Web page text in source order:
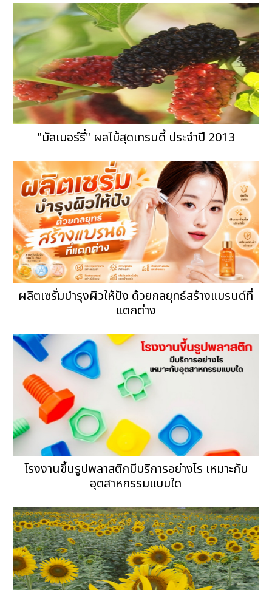
"มัลเบอร์รี่" ผลไม้สุดเทรนดี้ ประจำปี 2013
ผลิตเซรั่มบำรุงผิวให้ปัง ด้วยกลยุทธ์สร้างแบรนด์ที่
แตกต่าง
โรงงานขึ้นรูปพลาสติกมีบริการอย่างไร เหมาะกับ
อุตสาหกรรมแบบใด